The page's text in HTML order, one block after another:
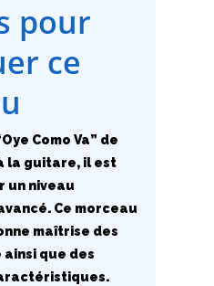
pour
ce
Como Va” de
la guitare, il est
un niveau
Ce morceau
maîtrise des
que des
A
B
D
E
F
G